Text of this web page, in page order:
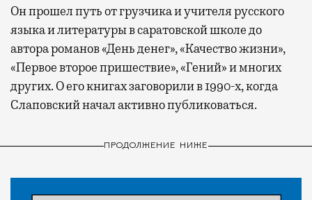
Он прошел путь от грузчика и учителя русского
языка и литературы в саратовской школе до
автора романов «День денег», «Качество жизни»,
«Первое второе пришествие», «Гений» и многих
других. О его книгах заговорили в 1990-х, когда
Слаповский начал активно публиковаться.
ПРОДОЛЖЕНИЕ НИЖЕ